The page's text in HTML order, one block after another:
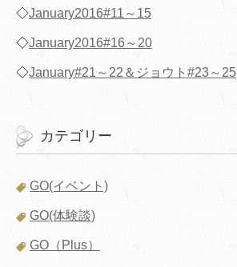
◇January2016#11～15
◇January2016#16～20
◇January#21～22＆ジョウト#23～25
カテゴリー
GO(イベント)
GO(体験談)
GO（Plus）